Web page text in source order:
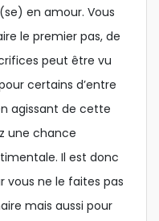
en amour. Vous
le premier pas, de
peut être vu
certains d’entre
agissant de cette
une chance
Il est donc
vous ne le faites pas
mais aussi pour